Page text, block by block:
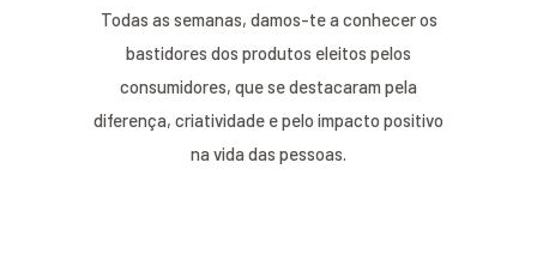
Todas as semanas, damos-te a conhecer os
bastidores dos produtos eleitos pelos
consumidores, que se destacaram pela
diferença, criatividade e pelo impacto positivo
na vida das pessoas.